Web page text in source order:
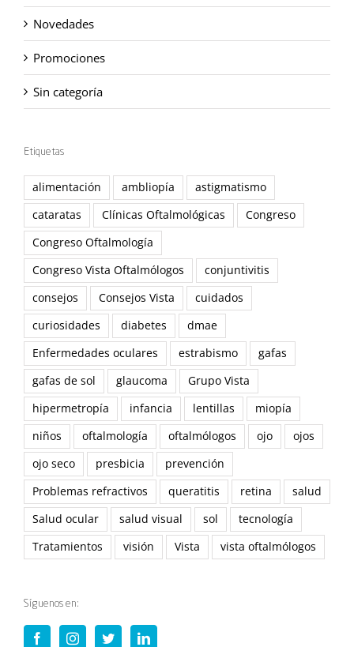
Novedades
Promociones
Sin categoría
Etiquetas
alimentación ambliopía
astigmatismo
cataratas
Clínicas Oftalmológicas
Congreso
Congreso Oftalmología
Congreso Vista Oftalmólogos
conjuntivitis
consejos
Consejos Vista
cuidados
curiosidades
diabetes
dmae
Enfermedades oculares
estrabismo
gafas
gafas de sol
glaucoma
Grupo Vista
hipermetropía
infancia lentillas
miopía
niños
oftalmología oftalmólogos ojo
ojos
ojo seco
presbicia
prevención
Problemas refractivos
queratitis retina
salud
Salud ocular
salud visual sol
tecnología
Tratamientos
visión Vista vista oftalmólogos
Síguenos en: